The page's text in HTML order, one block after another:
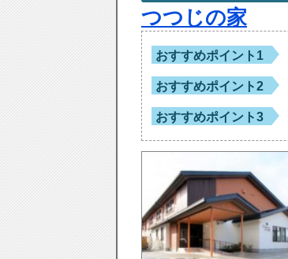
つつじの家
おすすめポイント1
おすすめポイント2
おすすめポイント3